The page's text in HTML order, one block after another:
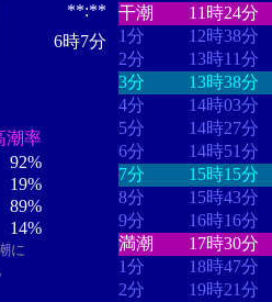
**:**
6時7分
潮率
92%
19%
89%
14%
に
干潮
11時24分
1分
12時38分
2分
13時11分
3分
13時38分
4分
14時03分
5分
14時27分
6分
14時51分
7分
15時15分
8分
15時43分
9分
16時16分
満潮
17時30分
1分
18時47分
2分
19時21分